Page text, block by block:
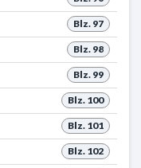
Blz. 97
Blz. 98
Blz. 99
Blz. 100
Blz. 101
Blz. 102